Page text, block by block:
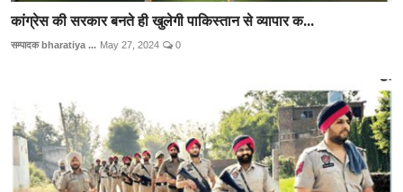
कांग्रेस की सरकार बनते ही खुलेगी पाकिस्तान से व्यापार क...
सम्पादक bharatiya ... May 27, 2024 0